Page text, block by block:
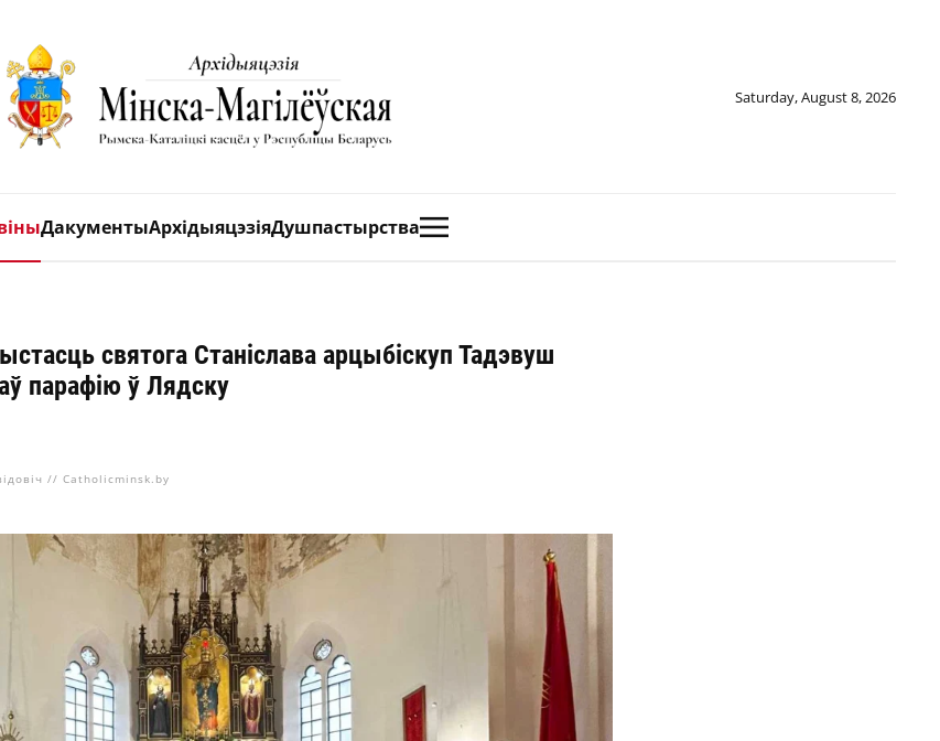
Saturday, August 8, 2026
ДакументыАрхідыяцэзіяДушпастырства
святога Станіслава арцыбіскуп Тадэвуш
парафію ў Лядску
// Catholicminsk.by